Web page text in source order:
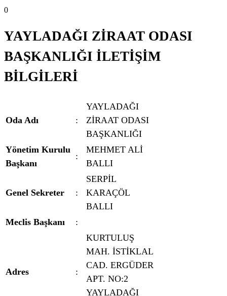
0
YAYLADAĞI ZİRAAT ODASI
BAŞKANLIĞI İLETİŞİM
BİLGİLERİ
Oda Adı :
YAYLADAĞI
ZİRAAT ODASI
BAŞKANLIĞI
Yönetim Kurulu
Başkanı
:
MEHMET ALİ
BALLI
Genel Sekreter :
SERPİL
KARAÇÖL
BALLI
Meclis Başkanı
:
Adres :
KURTULUŞ
MAH. İSTİKLAL
CAD. ERGÜDER
APT. NO:2
YAYLADAĞI